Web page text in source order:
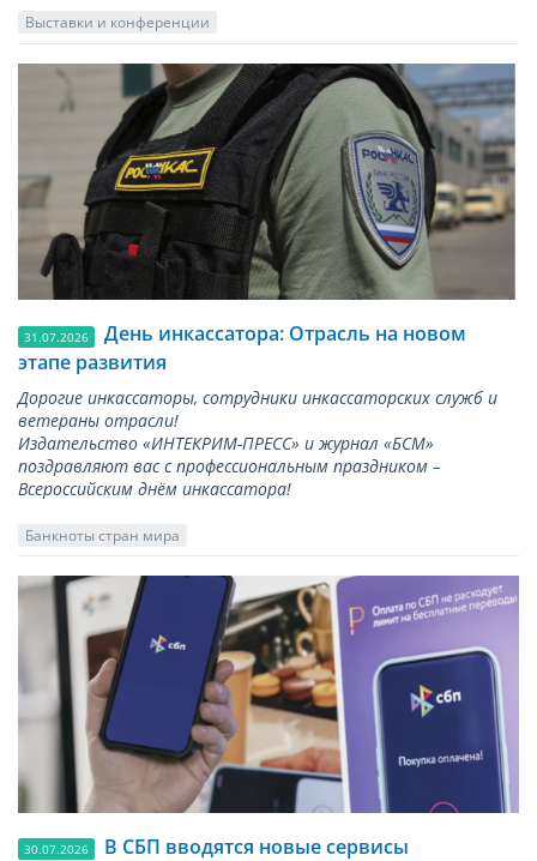
Выставки и конференции
31.07.2026
День инкассатора: Отрасль на новом
этапе развития
Дорогие инкассаторы, сотрудники инкассаторских служб и
ветераны отрасли!
Издательство «ИНТЕКРИМ-ПРЕСС» и журнал «БСМ»
поздравляют вас с профессиональным праздником –
Всероссийским днём инкассатора!
Банкноты стран мира
30.07.2026 В СБП вводятся новые сервисы